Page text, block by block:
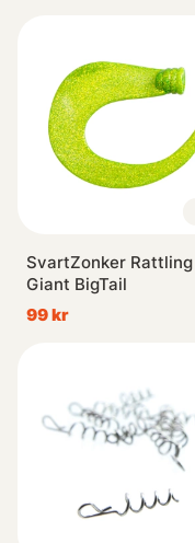
SvartZonker Rattling
Giant BigTail
99 kr